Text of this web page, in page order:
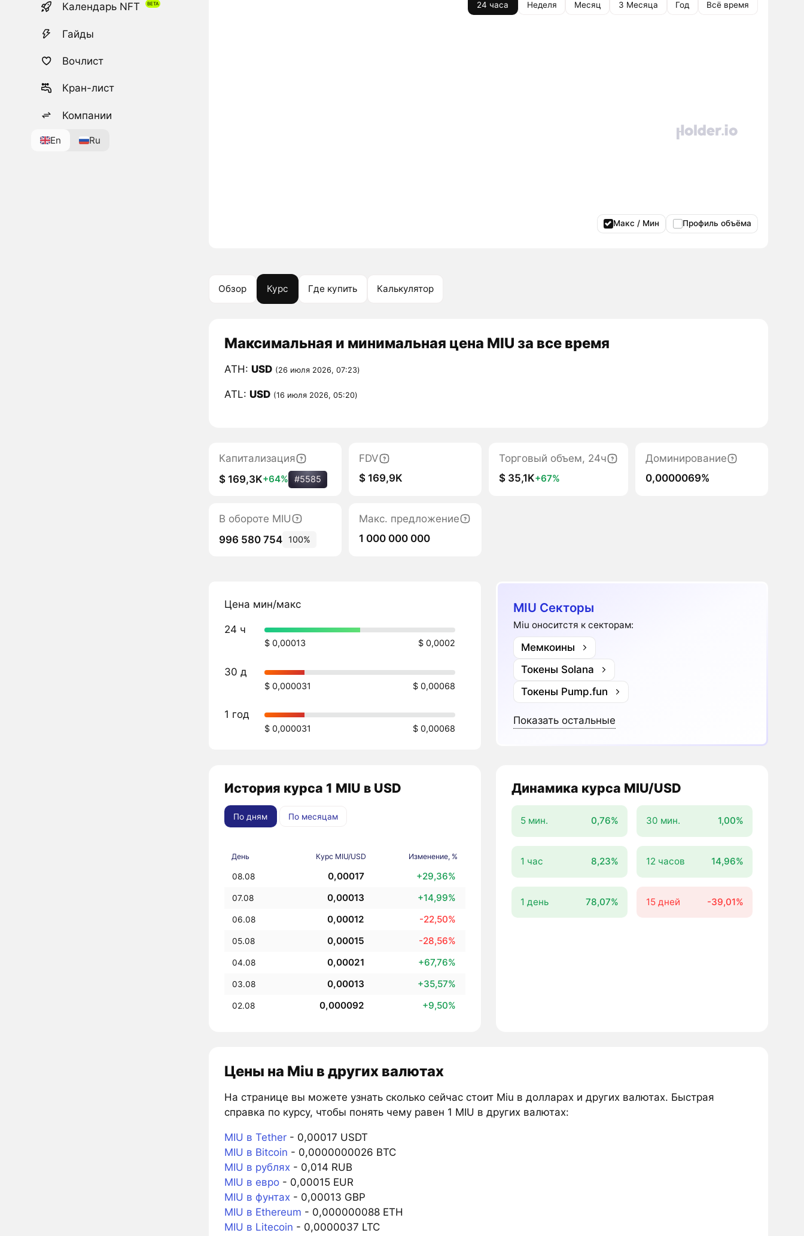
Календарь NFT
Гайды
Вочлист
Кран-лист
Компании
En Ru
24 часа Неделя Месяц 3 Месяца Год Всё время
Макс / Мин Профиль объёма
Обзор Курс Где купить Калькулятор
Максимальная и минимальная цена MIU за все время
ATH: USD (26 июля 2026, 07:23)
ATL: USD (16 июля 2026, 05:20)
Капитализация
$ 169,3K+64% #5585
FDV
$ 169,9K
Торговый объем, 24ч
$ 35,1K+67%
Доминирование
0,0000069%
В обороте MIU
996 580 754
100%
Макс. предложение
1 000 000 000
Цена мин/макс
24 ч
$ 0,00013 $ 0,0002
30 д
$ 0,000031 $ 0,00068
1 год
$ 0,000031 $ 0,00068
MIU Секторы
Miu оноситстя к секторам:
Мемкоины
Токены Solana
Токены Pump.fun
Показать остальные
История курса 1 MIU в USD
По дням По месяцам
День Курс MIU/USD Изменение, %
08.08 0,00017 +29,36%
07.08 0,00013 +14,99%
06.08 0,00012 -22,50%
05.08 0,00015 -28,56%
04.08 0,00021 +67,76%
03.08 0,00013 +35,57%
02.08 0,000092 +9,50%
Динамика курса MIU/USD
5 мин. 0,76% 30 мин. 1,00%
1 час 8,23% 12 часов 14,96%
1 день 78,07% 15 дней -39,01%
Цены на Miu в других валютах
На странице вы можете узнать сколько сейчас стоит Miu в долларах и других валютах. Быстрая
справка по курсу, чтобы понять чему равен 1 MIU в других валютах:
MIU в Tether- 0,00017 USDT
MIU в Bitcoin - 0,0000000026 BTC
MIU в рублях- 0,014 RUB
MIU в евро- 0,00015 EUR
MIU в фунтах- 0,00013 GBP
MIU в Ethereum - 0,000000088 ETH
MIU в Litecoin - 0,0000037 LTC